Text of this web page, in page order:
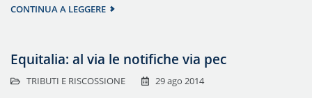
CONTINUA A LEGGERE
Equitalia: al via le notifiche via pec
TRIBUTI E RISCOSSIONE 29 ago 2014